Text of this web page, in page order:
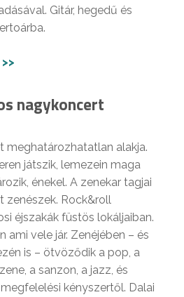
Gitár, hegedű és
nagykoncert
meghatározhatatlan alakja.
játszik, lemezein maga
énekel. A zenekar tagjai
zenészek. Rock&roll
éjszakák füstös lokáljaiban.
ami vele jár. Zenéjében – és
is – ötvöződik a pop, a
a sanzon, a jazz, és
kényszertől. Dalai